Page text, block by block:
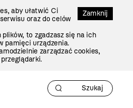
Zamknij
aby ułatwić Ci
oraz do celów
to zgadzasz się na ich
pamięci urządzenia.
zarządzać cookies,